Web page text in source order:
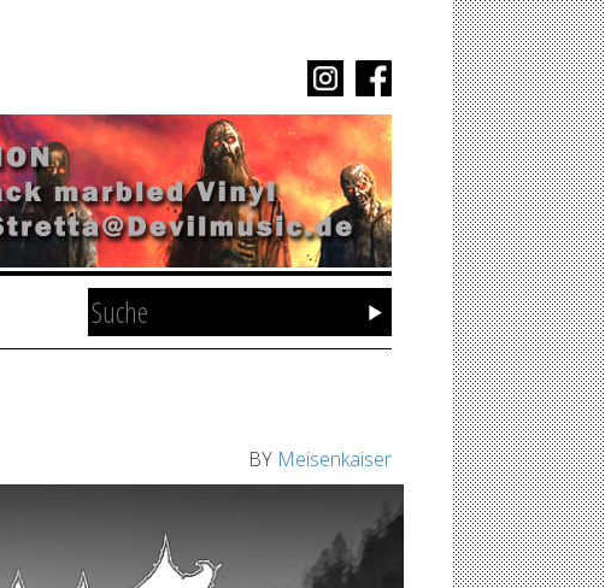
BY Meisenkaiser